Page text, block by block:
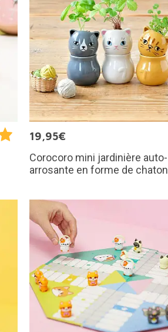
19,95€
Corocoro mini jardinière auto-
arrosante en forme de chaton